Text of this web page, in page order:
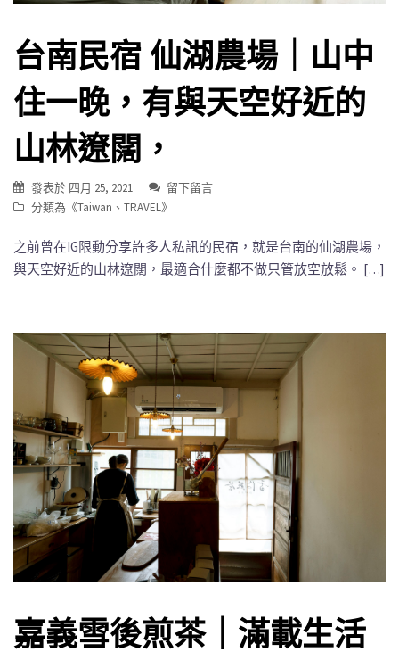
台南民宿 仙湖農場｜山中
住一晚，有與天空好近的
山林遼闊，
發表於 四月 25, 2021
留下留言
分類為《Taiwan 、 TRAVEL》
之前曾在IG限動分享許多人私訊的民宿，就是台南的仙湖農場，
與天空好近的山林遼闊，最適合什麼都不做只管放空放鬆。 […]
嘉義雪後煎茶｜滿載生活